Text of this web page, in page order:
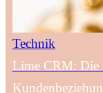
Technik
Lime CRM: Die